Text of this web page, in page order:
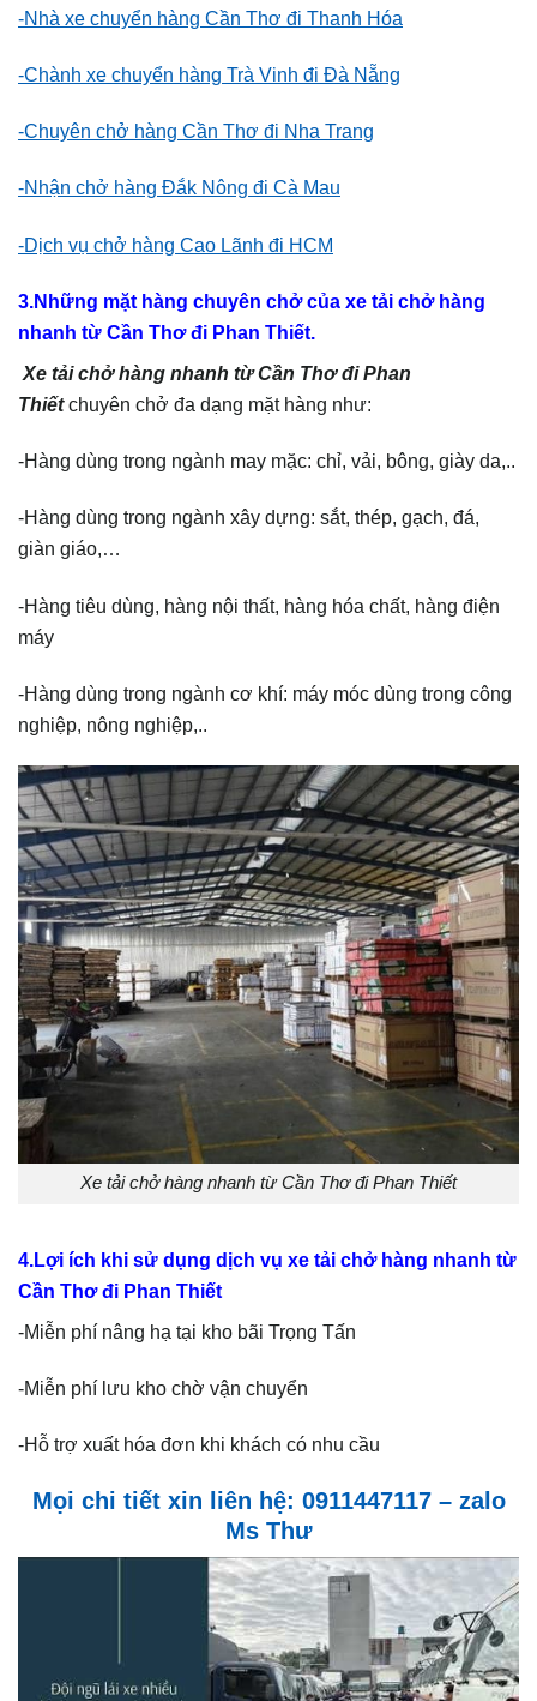
-Nhà xe chuyển hàng Cần Thơ đi Thanh Hóa
-Chành xe chuyển hàng Trà Vinh đi Đà Nẵng
-Chuyên chở hàng Cần Thơ đi Nha Trang
-Nhận chở hàng Đắk Nông đi Cà Mau
-Dịch vụ chở hàng Cao Lãnh đi HCM
3.Những mặt hàng chuyên chở của xe tải chở hàng
nhanh từ Cần Thơ đi Phan Thiết.
Xe tải chở hàng nhanh từ Cần Thơ đi Phan
Thiếtchuyên chở đa dạng mặt hàng như:
-Hàng dùng trong ngành may mặc: chỉ, vải, bông, giày da,..
-Hàng dùng trong ngành xây dựng: sắt, thép, gạch, đá,
giàn giáo,…
-Hàng tiêu dùng, hàng nội thất, hàng hóa chất, hàng điện
máy
-Hàng dùng trong ngành cơ khí: máy móc dùng trong công
nghiệp, nông nghiệp,..
Xe tải chở hàng nhanh từ Cần Thơ đi Phan Thiết
4.Lợi ích khi sử dụng dịch vụ xe tải chở hàng nhanh từ
Cần Thơ đi Phan Thiết
-Miễn phí nâng hạ tại kho bãi Trọng Tấn
-Miễn phí lưu kho chờ vận chuyển
-Hỗ trợ xuất hóa đơn khi khách có nhu cầu
Mọi chi tiết xin liên hệ: 0911447117 – zalo
Ms Thư